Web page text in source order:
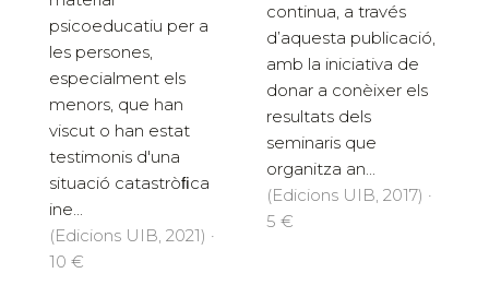
psicoeducatiu per a
les persones,
especialment els
menors, que han
viscut o han estat
testimonis d'una
situació catastròﬁca
ine...
(Edicions UIB, 2021) ·
10 €
continua, a través
d’aquesta publicació,
amb la iniciativa de
donar a conèixer els
resultats dels
seminaris que
organitza an...
(Edicions UIB, 2017) ·
5 €